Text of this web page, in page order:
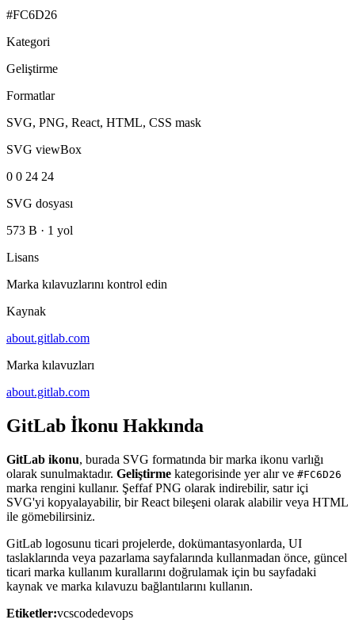
#FC6D26
Kategori
Geliştirme
Formatlar
SVG, PNG, React, HTML, CSS mask
SVG viewBox
0 0 24 24
SVG dosyası
573 B · 1 yol
Lisans
Marka kılavuzlarını kontrol edin
Kaynak
about.gitlab.com
Marka kılavuzları
about.gitlab.com
GitLab İkonu Hakkında
GitLab ikonu, burada SVG formatında bir marka ikonu varlığı
olarak sunulmaktadır. Geliştirme kategorisinde yer alır ve #FC6D26
marka rengini kullanır. Şeffaf PNG olarak indirebilir, satır içi
SVG'yi kopyalayabilir, bir React bileşeni olarak alabilir veya HTML
ile gömebilirsiniz.
GitLab logosunu ticari projelerde, dokümantasyonlarda, UI
taslaklarında veya pazarlama sayfalarında kullanmadan önce, güncel
ticari marka kullanım kurallarını doğrulamak için bu sayfadaki
kaynak ve marka kılavuzu bağlantılarını kullanın.
Etiketler:vcscodedevops